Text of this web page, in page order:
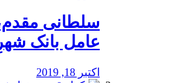
سلطانی
عامل بانک شهرِ
اکتبر 18, 2019